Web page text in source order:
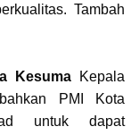
Tambah
Kesuma Kepala
PMI Kota
untuk dapat